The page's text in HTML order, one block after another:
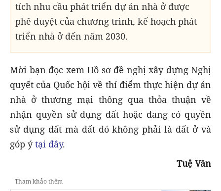
tích nhu cầu phát triển dự án nhà ở được
phê duyệt của chương trình, kế hoạch phát
triển nhà ở đến năm 2030.
Mời bạn đọc xem Hồ sơ đề nghị xây dựng Nghị
quyết của Quốc hội về thí điểm thực hiện dự án
nhà ở thương mại thông qua thỏa thuận về
nhận quyền sử dụng đất hoặc đang có quyền
sử dụng đất mà đất đó không phải là đất ở và
góp ýtại đây.
Tuệ Văn
Tham khảo thêm